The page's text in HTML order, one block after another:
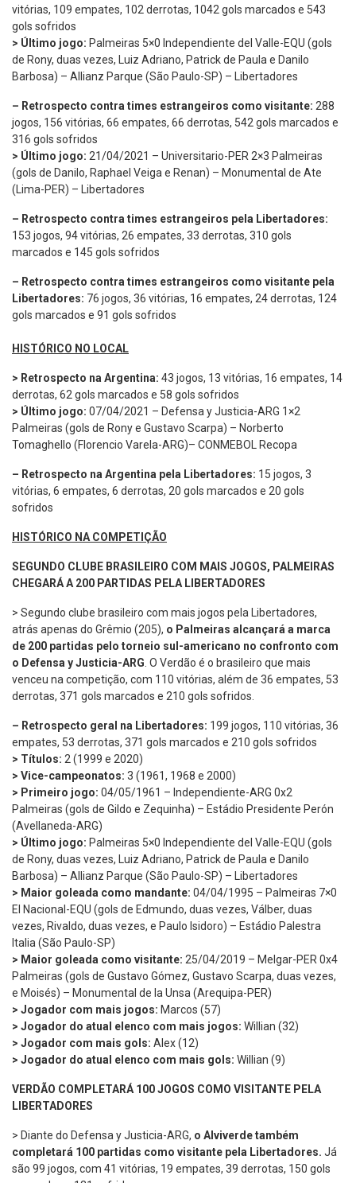
vitórias, 109 empates, 102 derrotas, 1042 gols marcados e 543
gols sofridos
> Último jogo: Palmeiras 5×0 Independiente del Valle-EQU (gols
de Rony, duas vezes, Luiz Adriano, Patrick de Paula e Danilo
Barbosa) – Allianz Parque (São Paulo-SP) – Libertadores
– Retrospecto contra times estrangeiros como visitante: 288
jogos, 156 vitórias, 66 empates, 66 derrotas, 542 gols marcados e
316 gols sofridos
> Último jogo: 21/04/2021 – Universitario-PER 2×3 Palmeiras
(gols de Danilo, Raphael Veiga e Renan) – Monumental de Ate
(Lima-PER) – Libertadores
– Retrospecto contra times estrangeiros pela Libertadores:
153 jogos, 94 vitórias, 26 empates, 33 derrotas, 310 gols
marcados e 145 gols sofridos
– Retrospecto contra times estrangeiros como visitante pela
Libertadores: 76 jogos, 36 vitórias, 16 empates, 24 derrotas, 124
gols marcados e 91 gols sofridos
HISTÓRICO NO LOCAL
> Retrospecto na Argentina: 43 jogos, 13 vitórias, 16 empates, 14
derrotas, 62 gols marcados e 58 gols sofridos
> Último jogo: 07/04/2021 – Defensa y Justicia-ARG 1×2
Palmeiras (gols de Rony e Gustavo Scarpa) – Norberto
Tomaghello (Florencio Varela-ARG)– CONMEBOL Recopa
– Retrospecto na Argentina pela Libertadores: 15 jogos, 3
vitórias, 6 empates, 6 derrotas, 20 gols marcados e 20 gols
sofridos
HISTÓRICO NA COMPETIÇÃO
SEGUNDO CLUBE BRASILEIRO COM MAIS JOGOS, PALMEIRAS
CHEGARÁ A 200 PARTIDAS PELA LIBERTADORES
> Segundo clube brasileiro com mais jogos pela Libertadores,
atrás apenas do Grêmio (205), o Palmeiras alcançará a marca
de 200 partidas pelo torneio sul-americano no confronto com
o Defensa y Justicia-ARG . O Verdão é o brasileiro que mais
venceu na competição, com 110 vitórias, além de 36 empates, 53
derrotas, 371 gols marcados e 210 gols sofridos.
– Retrospecto geral na Libertadores: 199 jogos, 110 vitórias, 36
empates, 53 derrotas, 371 gols marcados e 210 gols sofridos
> Títulos: 2 (1999 e 2020)
> Vice-campeonatos: 3 (1961, 1968 e 2000)
> Primeiro jogo: 04/05/1961 – Independiente-ARG 0x2
Palmeiras (gols de Gildo e Zequinha) – Estádio Presidente Perón
(Avellaneda-ARG)
> Último jogo: Palmeiras 5×0 Independiente del Valle-EQU (gols
de Rony, duas vezes, Luiz Adriano, Patrick de Paula e Danilo
Barbosa) – Allianz Parque (São Paulo-SP) – Libertadores
> Maior goleada como mandante: 04/04/1995 – Palmeiras 7×0
El Nacional-EQU (gols de Edmundo, duas vezes, Válber, duas
vezes, Rivaldo, duas vezes, e Paulo Isidoro) – Estádio Palestra
Italia (São Paulo-SP)
> Maior goleada como visitante: 25/04/2019 – Melgar-PER 0x4
Palmeiras (gols de Gustavo Gómez, Gustavo Scarpa, duas vezes,
e Moisés) – Monumental de la Unsa (Arequipa-PER)
> Jogador com mais jogos: Marcos (57)
> Jogador do atual elenco com mais jogos: Willian (32)
> Jogador com mais gols: Alex (12)
> Jogador do atual elenco com mais gols: Willian (9)
VERDÃO COMPLETARÁ 100 JOGOS COMO VISITANTE PELA
LIBERTADORES
> Diante do Defensa y Justicia-ARG, o Alviverde também
completará 100 partidas como visitante pela Libertadores. Já
são 99 jogos, com 41 vitórias, 19 empates, 39 derrotas, 150 gols